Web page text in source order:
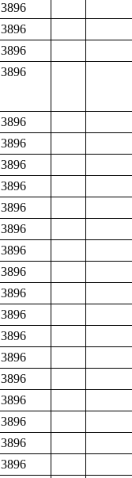
3896
3896
3896
3896
3896
3896
3896
3896
3896
3896
3896
3896
3896
3896
3896
3896
3896
3896
3896
3896
3896